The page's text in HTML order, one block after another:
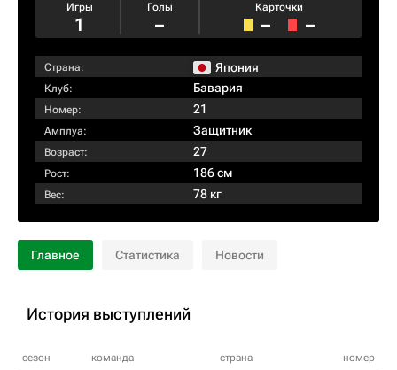
Игры
1
Голы
–
Карточки
– –
Страна: Япония
Клуб: Бавария
Номер: 21
Амплуа: Защитник
Возраст: 27
Рост: 186 см
Вес: 78 кг
Главное Статистика Новости
История выступлений
сезон команда страна номер